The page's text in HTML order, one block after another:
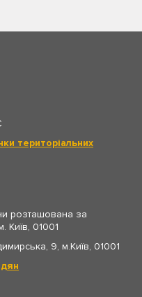
територіальних
розташована за
Київ, 01001
9, м.Київ, 01001